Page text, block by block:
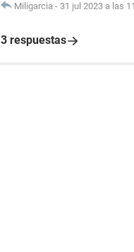
Miligarcia - 31 jul 2023 a las
3 respuestas